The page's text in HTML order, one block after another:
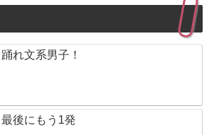
踊れ文系男子！
最後にもう1発